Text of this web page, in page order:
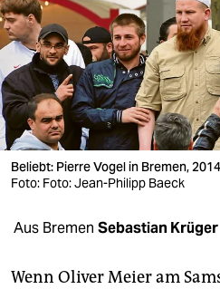
nord
wahrheit
verlag
verlag
veranstaltungen
fragen & hilfe
unterstützen
Beliebt: Pierre Vogel in Bremen, 2014
Foto: Foto: Jean-Philipp Baeck
Aus Bremen Sebastian Krüger
Wenn Oliver Meier am